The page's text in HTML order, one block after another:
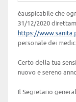
èauspicabile che
31/12/2020
https://
personale dei
Certo della tua
nuovo e sereno
Il Segretario